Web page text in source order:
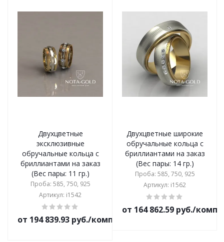
Двухцветные
эксклюзивные
обручальные кольца с
бриллиантами на заказ
(Вес пары: 11 гр.)
Проба: 585, 750, 925
Артикул: i1542
от 194 839.93 руб./комплект
Двухцветные широкие
обручальные кольца с
бриллиантами на заказ
(Вес пары: 14 гр.)
Проба: 585, 750, 925
Артикул: i1562
от 164 862.59 руб./